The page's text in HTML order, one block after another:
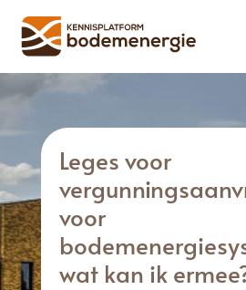
Leges voor
voor
wat kan ik